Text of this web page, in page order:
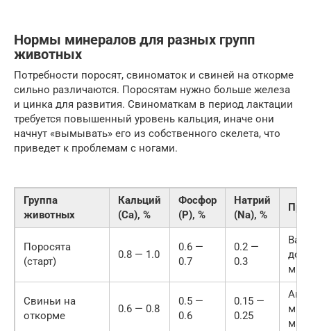
Нормы минералов для разных групп
животных
Потребности поросят, свиноматок и свиней на откорме
сильно различаются. Поросятам нужно больше железа
и цинка для развития. Свиноматкам в период лактации
требуется повышенный уровень кальция, иначе они
начнут «вымывать» его из собственного скелета, что
приведет к проблемам с ногами.
Группа
животных
Кальций
(Ca), %
Фосфор
(P), %
Натрий
(Na), %
Поросята
(старт)
0.8 — 1.0
0.6 —
0.7
0.2 —
0.3
Свиньи на
откорме
0.6 — 0.8
0.5 —
0.6
0.15 —
0.25